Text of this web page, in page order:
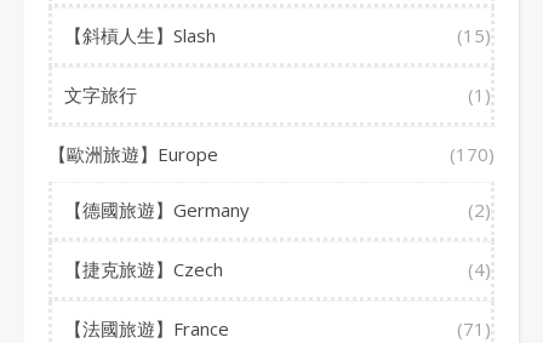
【斜槓人生】Slash (15)
文字旅行 (1)
【歐洲旅遊】Europe (170)
【德國旅遊】Germany (2)
【捷克旅遊】Czech (4)
【法國旅遊】France (71)